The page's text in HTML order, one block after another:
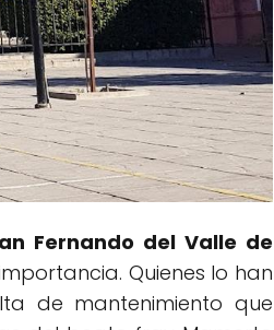
Fernando del Valle de
Quienes lo han
de mantenimiento que